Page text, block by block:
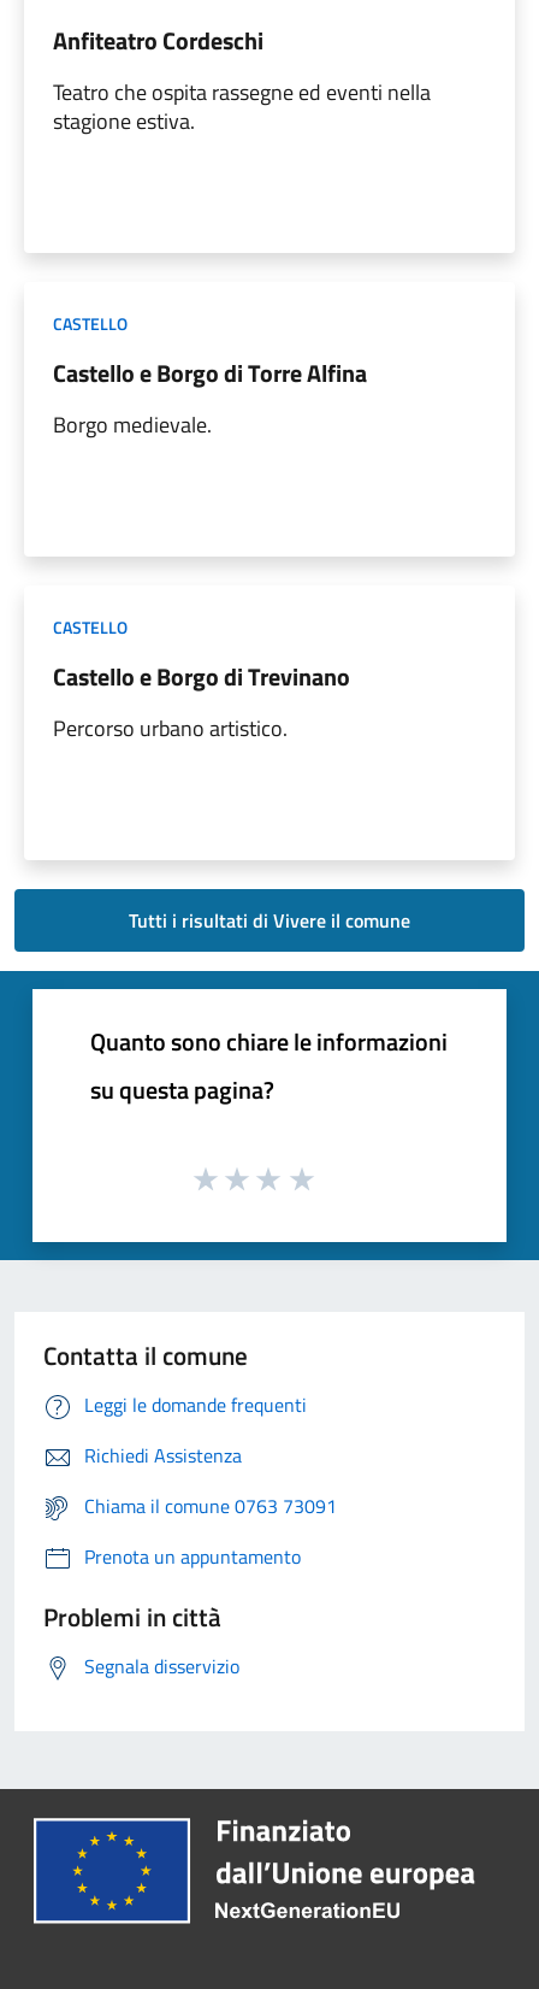
Anfiteatro Cordeschi
Teatro che ospita rassegne ed eventi nella
stagione estiva.
CASTELLO
Castello e Borgo di Torre Alfina
Borgo medievale.
CASTELLO
Castello e Borgo di Trevinano
Percorso urbano artistico.
Tutti i risultati di Vivere il comune
Quanto sono chiare le informazioni
su questa pagina?
Contatta il comune
Leggi le domande frequenti
Richiedi Assistenza
Chiama il comune 0763 73091
Prenota un appuntamento
Problemi in città
Segnala disservizio